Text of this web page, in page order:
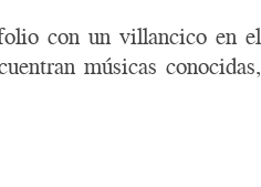
con un villancico en el
músicas conocidas,